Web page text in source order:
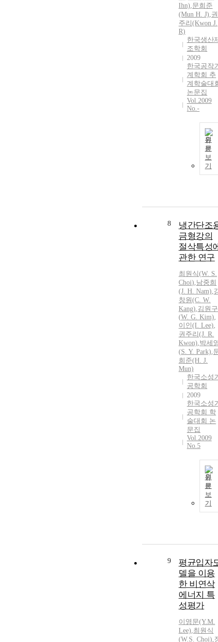
Ihn),문희준
(Mun H. J),권
주리(Kwon J.
R)
한국생산
조학회
2009
한국공작
계학회 추
계학술대
논문집
Vol.2009
No.-
원
문
보
기
8
냉간단조
금형강의
절삭특성
관한 연구
최원식(W. S.
Choi),남중희
(J. H. Nam),
창원(C. W.
Kang),김원구
(W. G. Kim),
이인(I. Lee),
권주리(J. R.
Kwon),박세
(S. Y. Park),
희준(H. J.
Mun)
한국소성
공학회
2009
한국소성
공학회 학
술대회 논
문집
Vol.2009
No.5
원
문
보
기
9
평균입자
델을 이용
한 비연삭
에너지 특
성평가
이영문(Y.M.
Lee),최원식
(W.S. Choi),